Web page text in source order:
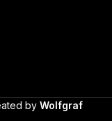
by Wolfgraf